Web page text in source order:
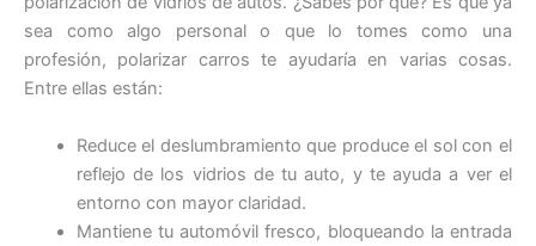
sea como algo personal o que lo tomes como una
profesión, polarizar carros te ayudaría en varias cosas.
Entre ellas están:
Reduce el deslumbramiento que produce el sol con el
reflejo de los vidrios de tu auto, y te ayuda a ver el
entorno con mayor claridad.
Mantiene tu automóvil fresco, bloqueando la entrada